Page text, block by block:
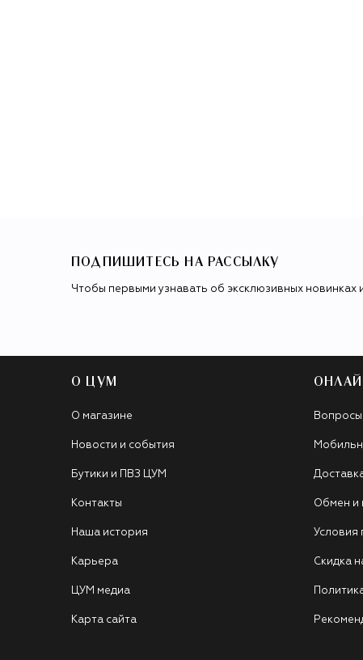
ПОДПИШИТЕСЬ НА РАССЫЛКУ
Чтобы первыми узнавать об эксклюзивных новинках
О ЦУМ
О магазине
Новости и события
Бутики и ПВЗ ЦУМ
Контакты
Наша история
Карьера
ЦУМ медиа
Карта сайта
Вопросы
Обмен и
Условия
Скидка